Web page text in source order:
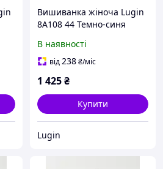
Вишиванка жіноча Lugin
8А108 44 Темно-синя
В наявності
від238₴/міс
1 425₴
Купити
Lugin